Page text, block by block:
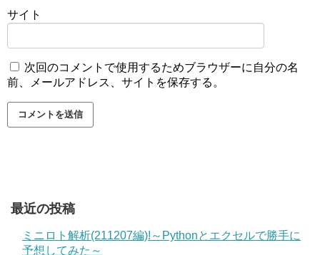
サイト
次回のコメントで使用するためブラウザーに自分の名
前、メールアドレス、サイトを保存する。
最近の投稿
ミニロト解析(211207編)!～Pythonとエクセルで勝手に
予想してみた～